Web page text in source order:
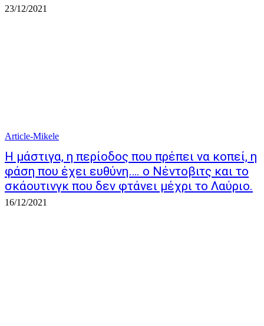
23/12/2021
Article-Mikele
Η μάστιγα, η περίοδος που πρέπει να κοπεί, η
φάση που έχει ευθύνη…. ο Νέντοβιτς και το
σκάουτινγκ που δεν φτάνει μέχρι το Λαύριο.
16/12/2021